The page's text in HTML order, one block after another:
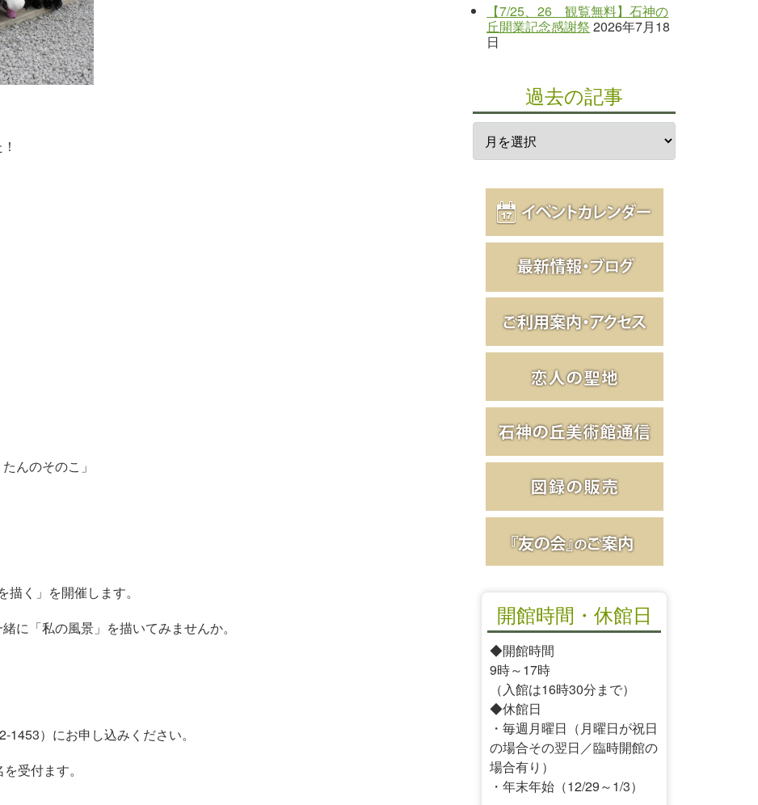
んのそのこ」
く」を開催します。
に「私の風景」を描いてみませんか。
）にお申し込みください。
受付ます。
【7/25、26 観覧無料】石神の
丘開業記念感謝祭 2026年7月18
日
過去の記事
開館時間・休館日
◆開館時間
9時～17時
（入館は16時30分まで）
◆休館日
・毎週月曜日（月曜日が祝日
の場合その翌日／臨時開館の
場合有り）
・年末年始（12/29～1/3）